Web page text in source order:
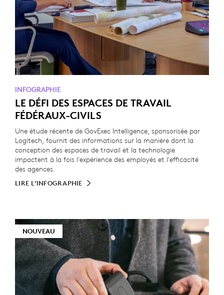
INFOGRAPHIE
LE DÉFI DES ESPACES DE TRAVAIL
FÉDÉRAUX-CIVILS
Une étude récente de GovExec Intelligence, sponsorisée par
Logitech, fournit des informations sur la manière dont la
conception des espaces de travail et la technologie
impactent à la fois l'expérience des employés et l'efficacité
des agences.
LIRE L’INFOGRAPHIE
NOUVEAU